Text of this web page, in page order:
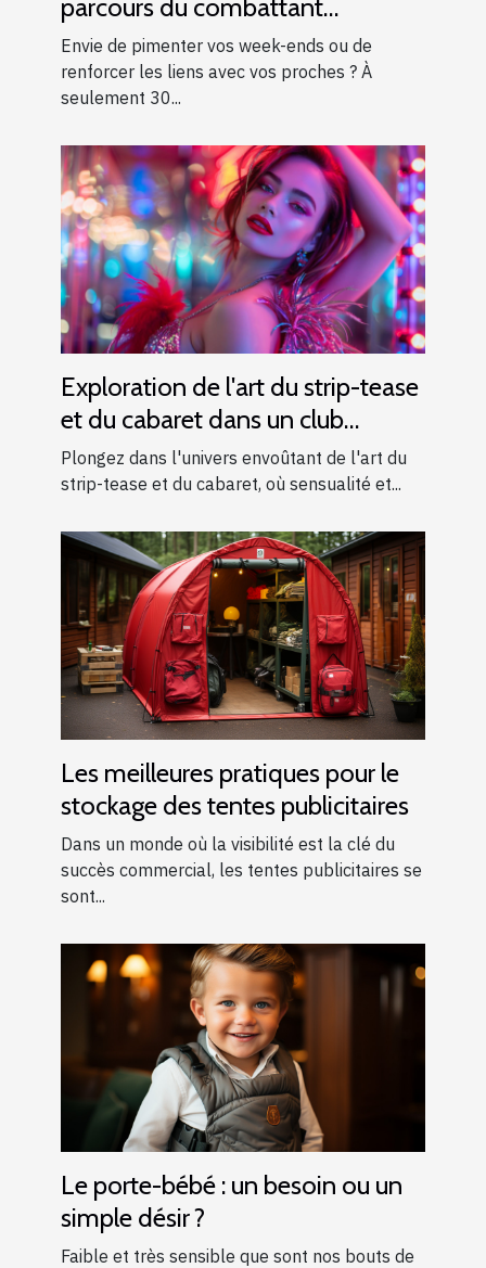
parcours du combattant
d’exception près d’Aix-en-
Provence !
Envie de pimenter vos week-ends ou de
renforcer les liens avec vos proches ? À
seulement 30...
Exploration de l'art du strip-tease
et du cabaret dans un club
moderne
Plongez dans l'univers envoûtant de l'art du
strip-tease et du cabaret, où sensualité et...
Les meilleures pratiques pour le
stockage des tentes publicitaires
Dans un monde où la visibilité est la clé du
succès commercial, les tentes publicitaires se
sont...
Le porte-bébé : un besoin ou un
simple désir ?
Faible et très sensible que sont nos bouts de